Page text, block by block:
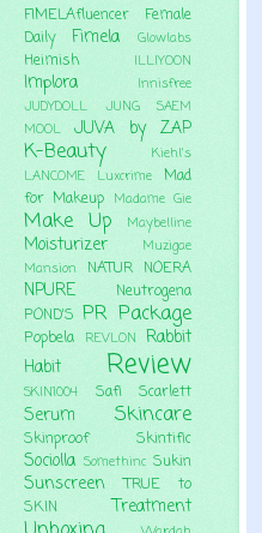
FIMELAfluencer
Female
Daily
Fimela Glowlabs
Heimish ILLIYOON
Implora
Innisfree
JUDYDOLL
JUNG SAEM
MOOL
JUVA by ZAP
K-Beauty
Kiehl's
LANCOME
Luxcrime
Mad
for Makeup Madame Gie
Make Up Maybelline
Moisturizer
Muzigae
Mansion NATUR NOERA
NPURE
Neutrogena
POND'S PR Package
Popbela REVLON Rabbit
Habit
Review
SKIN1004 Safi Scarlett
Serum Skincare
Skinproof Skintific
Sociolla Somethinc Sukin
Sunscreen
TRUE to
SKIN
Treatment